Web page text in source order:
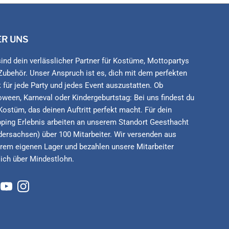
UNS
dein verlässlicher Partner für Kostüme, Mottopartys
Unser Anspruch ist es, dich mit dem perfekten
für jede Party und jedes Event auszustatten. Ob
Karneval oder Kindergeburtstag: Bei uns findest du
das deinen Auftritt perfekt macht. Für dein
Erlebnis arbeiten an unserem Standort Geesthacht
über 100 Mitarbeiter. Wir versenden aus
eigenen Lager und bezahlen unsere Mitarbeiter
über Mindestlohn.
YouTubeInstagram